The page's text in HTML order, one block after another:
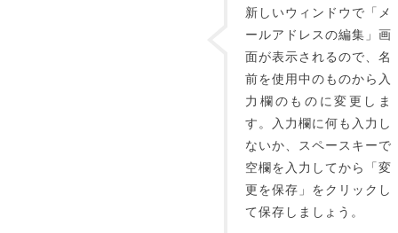
新しいウィンドウで「メ
ールアドレスの編集」画
面が表示されるので、名
前を使用中のものから入
力欄のものに変更しま
す。入力欄に何も入力し
ないか、スペースキーで
空欄を入力してから「変
更を保存」をクリックし
て保存しましょう。